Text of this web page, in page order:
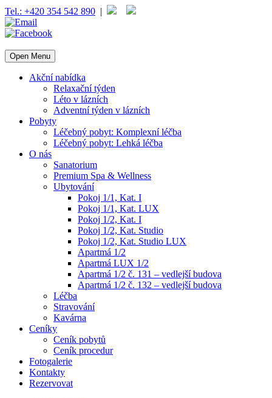
Tel.: +420 354 542 890 |
Open Menu
Akční nabídka
Relaxační týden
Léto v lázních
Adventní týden v lázních
Pobyty
Léčebný pobyt: Komplexní léčba
Léčebný pobyt: Lehká léčba
O nás
Sanatorium
Premium Spa & Wellness
Ubytování
Pokoj 1/1, Kat. I
Pokoj 1/1, Kat. LUX
Pokoj 1/2, Kat. I
Pokoj 1/2, Kat. Studio
Pokoj 1/2, Kat. Studio LUX
Apartmá 1/2
Apartmá LUX 1/2
Apartmá 1/2 č. 131 – vedlejší budova
Apartmá 1/2 č. 132 – vedlejší budova
Léčba
Stravování
Kavárna
Ceníky
Ceník pobytů
Ceník procedur
Fotogalerie
Kontakty
Rezervovat